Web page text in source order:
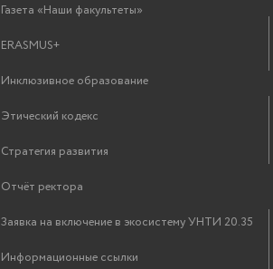
Газета «Наши факультеты»
ERASMUS+
Инклюзивное образование
Этический кодекс
Стратегия развития
Отчёт ректора
Заявка на включение в экосистему УНТИ 20.35
Информационные ссылки